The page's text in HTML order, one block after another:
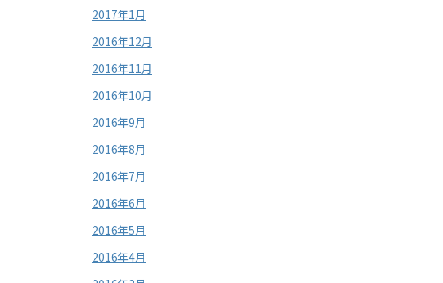
2017年1月
2016年12月
2016年11月
2016年10月
2016年9月
2016年8月
2016年7月
2016年6月
2016年5月
2016年4月